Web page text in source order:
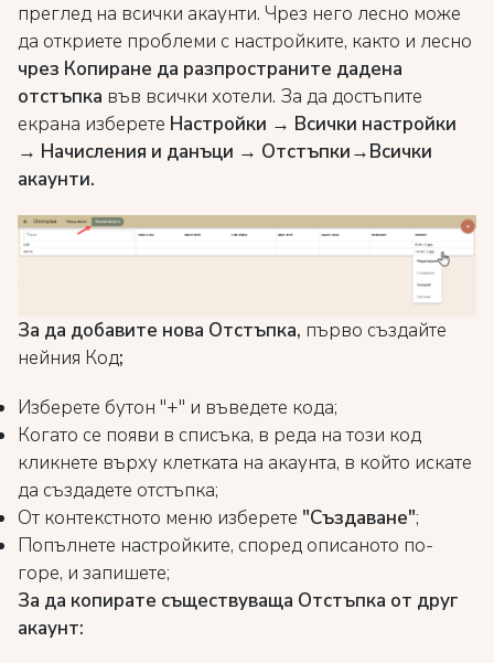
преглед на всички акаунти. Чрез него лесно може
да откриете проблеми с настройките, както и лесно
чрез Копиране да разпространите дадена
отстъпка във всички хотели. За да достъпите
екрана изберете Настройки → Всички настройки
→ Начисления и данъци → Отстъпки→Всички
акаунти.
За да добавите нова Отстъпка, първо създайте
нейния Код;
Изберете бутон "+" и въведете кода;
Когато се появи в списъка, в реда на този код
кликнете върху клетката на акаунта, в който искате
да създадете отстъпка;
От контекстното меню изберете "Създаване";
Попълнете настройките, според описаното по-
горе, и запишете;
За да копирате съществуваща Отстъпка от друг
акаунт: